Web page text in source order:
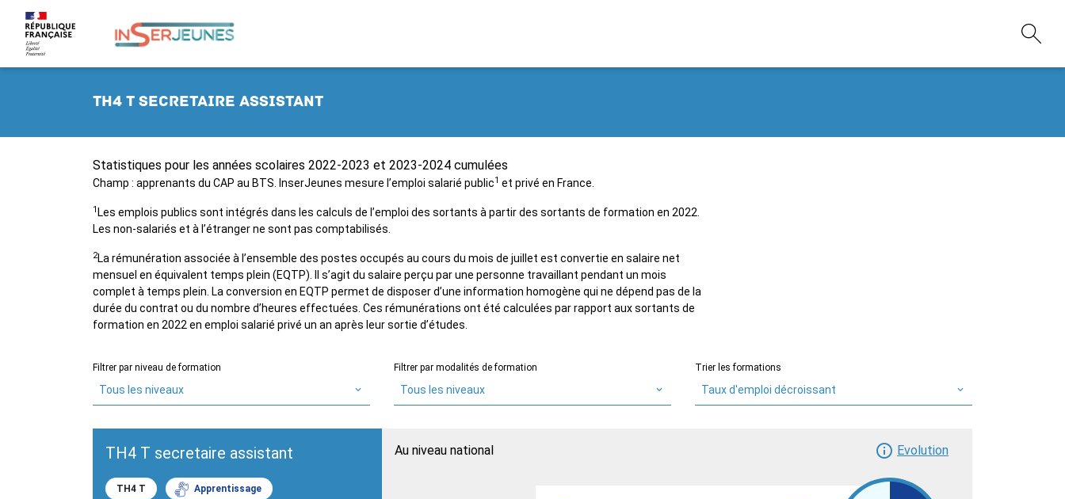
TH4 T secretaire assistant
Statistiques pour les années scolaires 2022-2023 et 2023-2024 cumulées
Champ : apprenants du CAP au BTS. InserJeunes mesure l’emploi salarié public1 et privé en France.
1 Les emplois publics sont intégrés dans les calculs de l’emploi des sortants à partir des sortants de formation en 2022.
Les non-salariés et à l’étranger ne sont pas comptabilisés.
2La rémunération associée à l’ensemble des postes occupés au cours du mois de juillet est convertie en salaire net
mensuel en équivalent temps plein (EQTP). Il s’agit du salaire perçu par une personne travaillant pendant un mois
complet à temps plein. La conversion en EQTP permet de disposer d’une information homogène qui ne dépend pas de la
durée du contrat ou du nombre d’heures effectuées. Ces rémunérations ont été calculées par rapport aux sortants de
formation en 2022 en emploi salarié privé un an après leur sortie d’études.
Filtrer par niveau de formation
Tous les niveaux
Filtrer par modalités de formation
Tous les niveaux
Trier les formations
Taux d'emploi décroissant
TH4 T secretaire assistant
TH4 T Apprentissage
Au niveau national Evolution